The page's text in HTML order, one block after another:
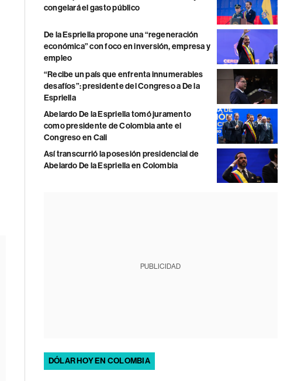
congelará el gasto público
De la Espriella propone una “regeneración
económica” con foco en inversión, empresa y
empleo
“Recibe un país que enfrenta innumerables
desafíos”: presidente del Congreso a De la
Espriella
Abelardo De la Espriella tomó juramento
como presidente de Colombia ante el
Congreso en Cali
Así transcurrió la posesión presidencial de
Abelardo De la Espriella en Colombia
PUBLICIDAD
DÓLAR HOY EN COLOMBIA